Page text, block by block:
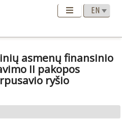
asmenų finansinio
II pakopos
ryšio